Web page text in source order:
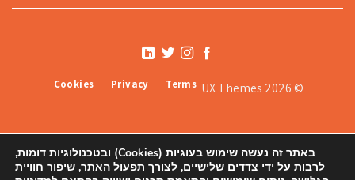
© 2026 UX Themes
Terms
Privacy
Cookies
באתר זה נעשה שימוש בעוגיות (Cookies) ובטכנולוגיות דומות,
לרבות על ידי צדדים שלישיים, לצורך תפעול האתר, שיפור חוויית